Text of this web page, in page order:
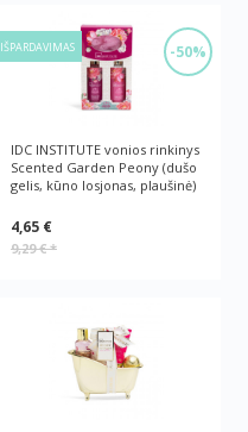
-50%
IŠPARDAVIMAS
IDC INSTITUTE vonios rinkinys
Scented Garden Peony (dušo
gelis, kūno losjonas, plaušinė)
4,65 €
9,29 €*